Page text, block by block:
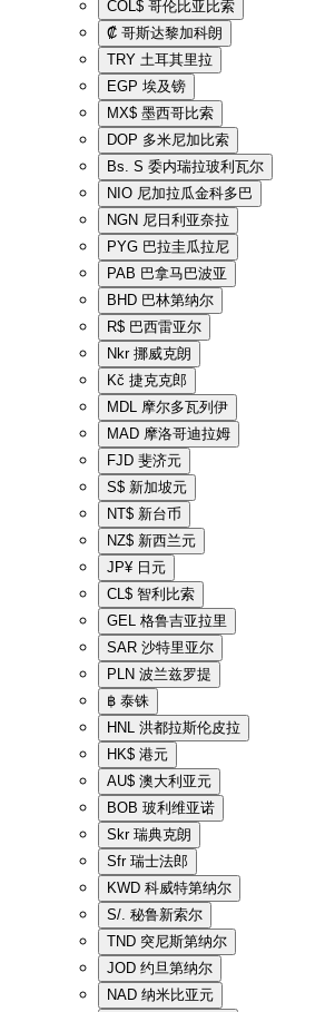
COL$ 哥伦比亚比索
₡ 哥斯达黎加科朗
TRY 土耳其里拉
EGP 埃及镑
MX$ 墨西哥比索
DOP 多米尼加比索
Bs. S 委内瑞拉玻利瓦尔
NIO 尼加拉瓜金科多巴
NGN 尼日利亚奈拉
PYG 巴拉圭瓜拉尼
PAB 巴拿马巴波亚
BHD 巴林第纳尔
R$ 巴西雷亚尔
Nkr 挪威克朗
Kč 捷克克郎
MDL 摩尔多瓦列伊
MAD 摩洛哥迪拉姆
FJD 斐济元
S$ 新加坡元
NT$ 新台币
NZ$ 新西兰元
JP¥ 日元
CL$ 智利比索
GEL 格鲁吉亚拉里
SAR 沙特里亚尔
PLN 波兰兹罗提
฿ 泰铢
HNL 洪都拉斯伦皮拉
HK$ 港元
AU$ 澳大利亚元
BOB 玻利维亚诺
Skr 瑞典克朗
Sfr 瑞士法郎
KWD 科威特第纳尔
S/. 秘鲁新索尔
TND 突尼斯第纳尔
JOD 约旦第纳尔
NAD 纳米比亚元